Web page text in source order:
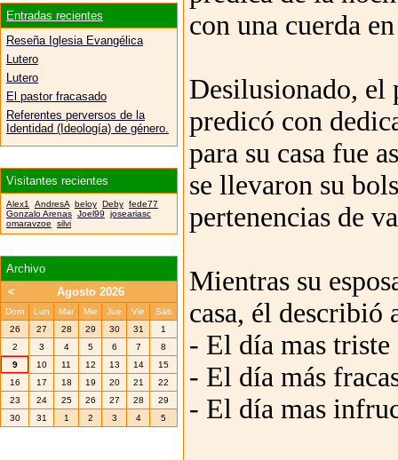
con una cuerda
Desilusionado, el
predicó con
para su casa fue
se llevaron su
pertenencias de
Mientras su
casa, él describió
- El día mas triste
- El día más
- El día mas
Entradas recientes
Reseña Iglesia Evangélica
Lutero
Lutero
El pastor fracasado
Referentes perversos de la
Identidad (Ideología) de género.
Visitantes recientes
Alex1 AndresA beloy Deby fede77
Gonzalo Arenas Joel99
joseariasc
omaravzoe
silvi
Archivo
<
Agosto 2026
Dom Lun Mar Mie Jue Vie
Sáb
26
27 28 29 30 31
1
2
3 4 5 6 7
8
9
10 11 12 13 14
15
16
17 18 19 20 21
22
23
24 25 26 27 28
29
30
31 1 2 3 4 5